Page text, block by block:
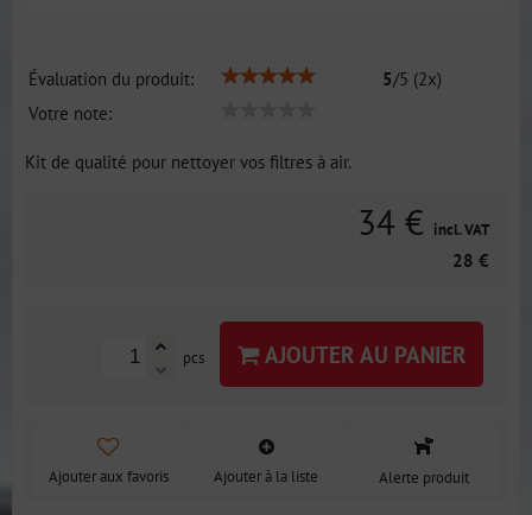
Évaluation du produit: 5/5 (2x)
Votre note:
Kit de qualité pour nettoyer vos filtres à air.
34 € incl. VAT
28 €
pcs AJOUTER AU PANIER
Ajouter aux favoris Ajouter à la liste Alerte produit